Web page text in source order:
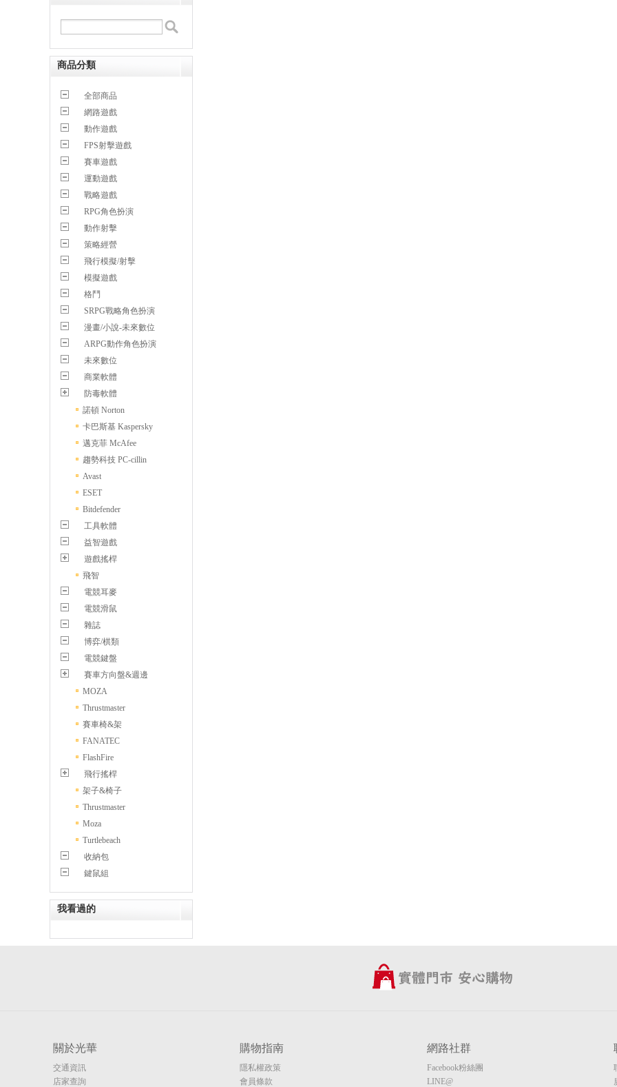
商品分類
全部商品
網路遊戲
動作遊戲
FPS射擊遊戲
賽車遊戲
運動遊戲
戰略遊戲
RPG角色扮演
動作射擊
策略經營
飛行模擬/射擊
模擬遊戲
格鬥
SRPG戰略角色扮演
漫畫/小說-未來數位
ARPG動作角色扮演
未來數位
商業軟體
防毒軟體
諾頓 Norton
卡巴斯基 Kaspersky
邁克菲 McAfee
趨勢科技 PC-cillin
Avast
ESET
Bitdefender
工具軟體
益智遊戲
遊戲搖桿
飛智
電競耳麥
電競滑鼠
雜誌
博弈/棋類
電競鍵盤
賽車方向盤&週邊
MOZA
Thrustmaster
賽車椅&架
FANATEC
FlashFire
飛行搖桿
架子&椅子
Thrustmaster
Moza
Turtlebeach
收納包
鍵鼠組
我看過的
關於光華
交通資訊
店家查詢
購物指南
隱私權政策
會員條款
網路社群
Facebook粉絲團
LINE@